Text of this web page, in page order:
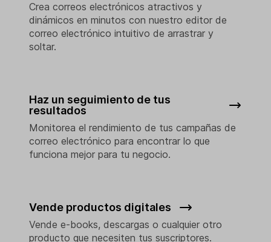
Haz un seguimiento de tus
resultados
Monitorea el rendimiento de tus campañas de
correo electrónico para encontrar lo que
funciona mejor para tu negocio.
Vende productos digitales
Vende e-books, descargas o cualquier otro
producto que necesiten tus suscriptores.
Crea correos electrónicos atractivos y
dinámicos en minutos con nuestro editor de
correo electrónico intuitivo de arrastrar y
soltar.